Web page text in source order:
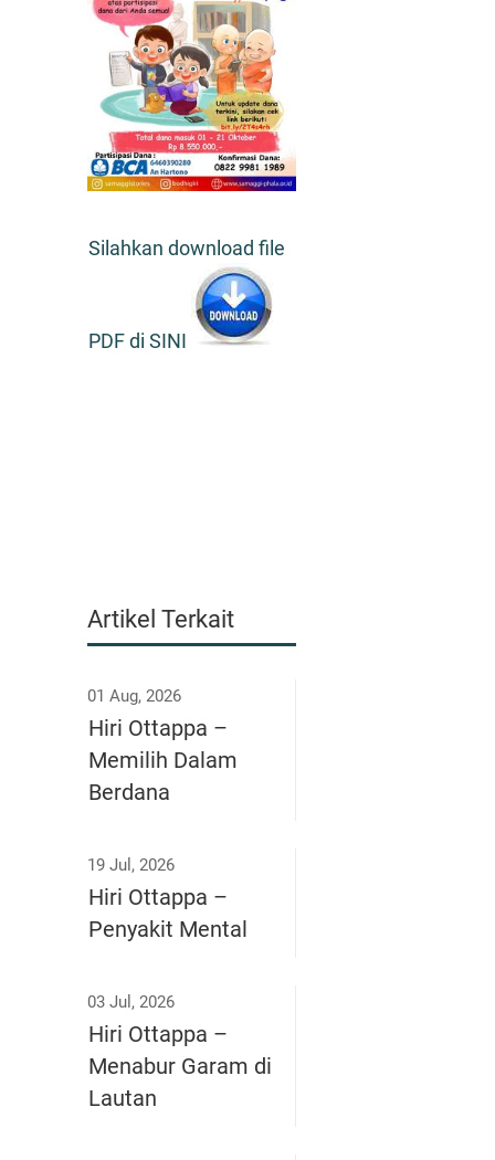
Silahkan download file
PDF di SINI
Artikel Terkait
01 Aug, 2026
Hiri Ottappa –
Memilih Dalam
Berdana
19 Jul, 2026
Hiri Ottappa –
Penyakit Mental
03 Jul, 2026
Hiri Ottappa –
Menabur Garam di
Lautan